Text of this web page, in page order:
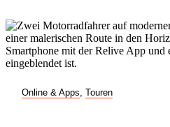
Online & Apps Touren